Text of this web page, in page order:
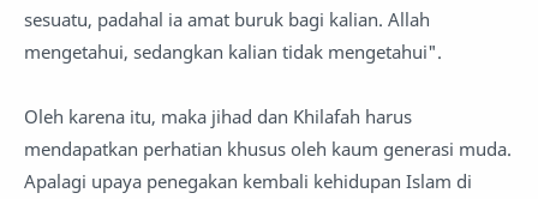
sesuatu, padahal ia amat buruk bagi kalian. Allah
mengetahui, sedangkan kalian tidak mengetahui".
Oleh karena itu, maka jihad dan Khilafah harus
mendapatkan perhatian khusus oleh kaum generasi muda.
Apalagi upaya penegakan kembali kehidupan Islam di